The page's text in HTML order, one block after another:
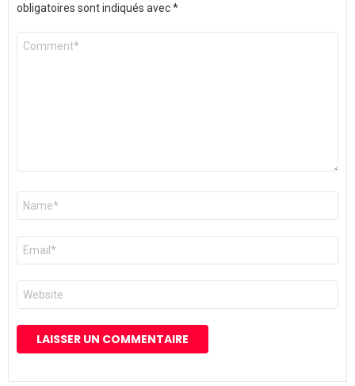
obligatoires sont indiqués avec*
Commentaire
Nom
E-
mail
*
Site
web